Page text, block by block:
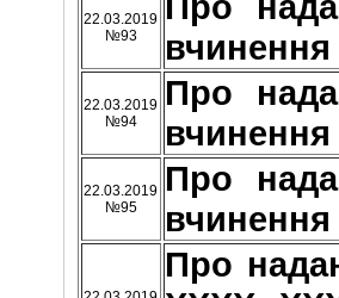
22.03.2019
№93
22.03.2019
№94
Про
22.03.2019
№95
Про
Про